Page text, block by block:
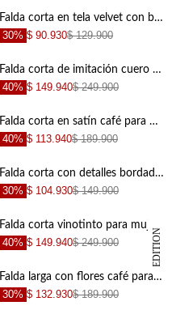
+
+
+
+
+
Falda corta en tela velvet con boleros negra para mujer
30% $ 90.930$ 129.900
+
Falda corta de imitación cuero brillante crudo para mujer
40% $ 149.940$ 249.900
Falda corta en satín café para mujer
40% $ 113.940$ 189.900
Falda corta con detalles bordados amarilla para mujer
30% $ 104.930$ 149.900
SPECIAL EDITION
Falda corta vinotinto para mujer
40% $ 149.940$ 249.900
Falda larga con flores café para mujer
30% $ 132.930$ 189.900